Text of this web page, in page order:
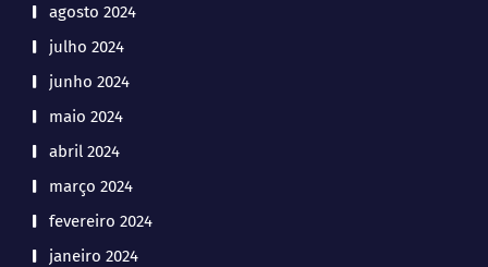
agosto 2024
julho 2024
junho 2024
maio 2024
abril 2024
março 2024
fevereiro 2024
janeiro 2024